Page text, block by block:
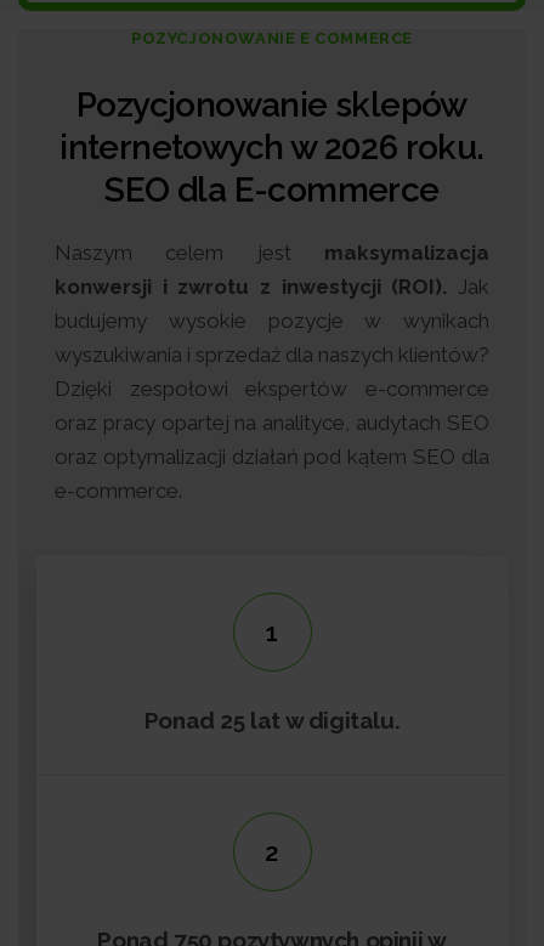
POZYCJONOWANIE E COMMERCE
Pozycjonowanie sklepów
internetowych w 2026 roku.
SEO dla E-commerce
Naszym celem jest maksymalizacja
konwersji i zwrotu z inwestycji (ROI). Jak
budujemy wysokie pozycje w wynikach
wyszukiwania i sprzedaż dla naszych klientów?
Dzięki zespołowi ekspertów e-commerce
oraz pracy opartej na analityce, audytach SEO
oraz optymalizacji działań pod kątem SEO dla
e-commerce.
1
Ponad 25 lat w digitalu.
2
Ponad 750 pozytywnych opinii w